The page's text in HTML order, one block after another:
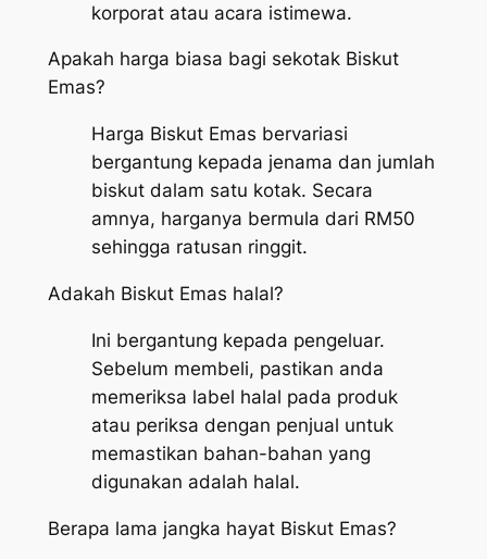
korporat atau acara istimewa.
Apakah harga biasa bagi sekotak Biskut
Emas?
Harga Biskut Emas bervariasi
bergantung kepada jenama dan jumlah
biskut dalam satu kotak. Secara
amnya, harganya bermula dari RM50
sehingga ratusan ringgit.
Adakah Biskut Emas halal?
Ini bergantung kepada pengeluar.
Sebelum membeli, pastikan anda
memeriksa label halal pada produk
atau periksa dengan penjual untuk
memastikan bahan-bahan yang
digunakan adalah halal.
Berapa lama jangka hayat Biskut Emas?